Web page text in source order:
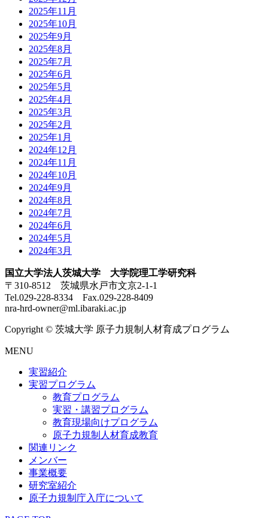
2025年11月
2025年10月
2025年9月
2025年8月
2025年7月
2025年6月
2025年5月
2025年4月
2025年3月
2025年2月
2025年1月
2024年12月
2024年11月
2024年10月
2024年9月
2024年8月
2024年7月
2024年6月
2024年5月
2024年3月
国立大学法人茨城大学 大学院理工学研究科
〒310-8512 茨城県水戸市文京2-1-1
Tel.029-228-8334 Fax.029-228-8409
nra-hrd-owner@ml.ibaraki.ac.jp
Copyright © 茨城大学 原子力規制人材育成プログラム
MENU
実習紹介
実習プログラム
教育プログラム
実習・講習プログラム
教育現場向けプログラム
原子力規制人材育成教育
関連リンク
メンバー
事業概要
研究室紹介
原子力規制庁入庁について